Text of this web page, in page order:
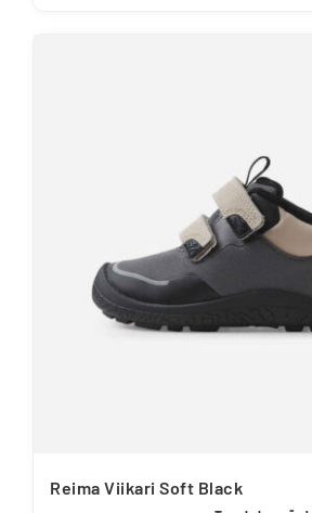
Reima Viikari Soft Black